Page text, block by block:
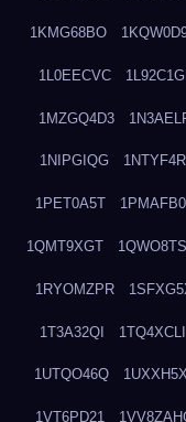
1KMG68BO
1L0EECVC
1MZGQ4D3
1NIPGIQG
1PET0A5T
1QMT9XGT
1RYOMZPR
1T3A32QI 1TQ4XCLI
1UTQO46Q
1VT6PD21